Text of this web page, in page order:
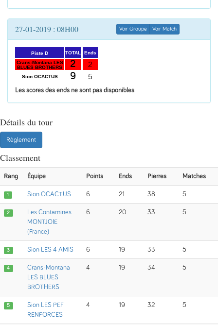
27-01-2019 : 08H00 Voir Groupe Voir Match
Piste D
Crans-Montana LES
BLUES BROTHERS
Sion OCACTUS
TOTAL
2
9
Ends
2
5
Les scores des ends ne sont pas disponibles
Détails du tour
Règlement
Classement
Rang Équipe Points Ends Pierres Matches
1 Sion OCACTUS 6 21 38 5
2
Les Contamines
MONTJOIE
(France)
6 20 33 5
3 Sion LES 4 AMIS 6 19 33 5
4
Crans-Montana
LES BLUES
BROTHERS
4 19 34 5
5
Sion LES PEF
RENFORCES
4 19 32 5